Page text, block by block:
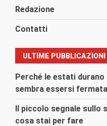
Redazione
Contatti
ULTIME PUBBLICAZIONI
Perché le estati durano
sembra essersi
Il piccolo segnale sullo
cosa stai per fare